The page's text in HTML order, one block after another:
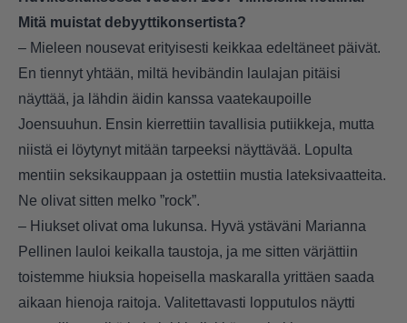
Mitä muistat debyyttikonsertista?
– Mieleen nousevat erityisesti keikkaa edeltäneet päivät.
En tiennyt yhtään, miltä hevibändin laulajan pitäisi
näyttää, ja lähdin äidin kanssa vaatekaupoille
Joensuuhun. Ensin kierrettiin tavallisia putiikkeja, mutta
niistä ei löytynyt mitään tarpeeksi näyttävää. Lopulta
mentiin seksikauppaan ja ostettiin mustia lateksivaatteita.
Ne olivat sitten melko ”rock”.
– Hiukset olivat oma lukunsa. Hyvä ystäväni Marianna
Pellinen lauloi keikalla taustoja, ja me sitten värjättiin
toistemme hiuksia hopeisella maskaralla yrittäen saada
aikaan hienoja raitoja. Valitettavasti lopputulos näytti